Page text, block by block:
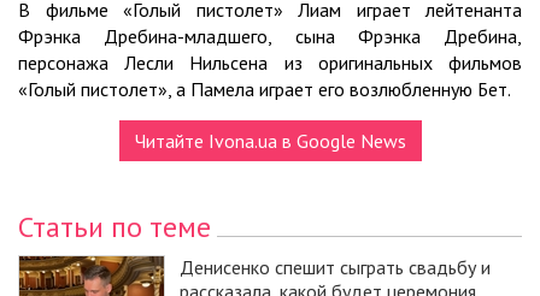
В фильме «Голый пистолет» Лиам играет лейтенанта
Фрэнка Дребина-младшего, сына Фрэнка Дребина,
персонажа Лесли Нильсена из оригинальных фильмов
«Голый пистолет», а Памела играет его возлюбленную Бет.
Читайте Ivona.ua в Google News
Статьи по теме
Денисенко спешит сыграть свадьбу и